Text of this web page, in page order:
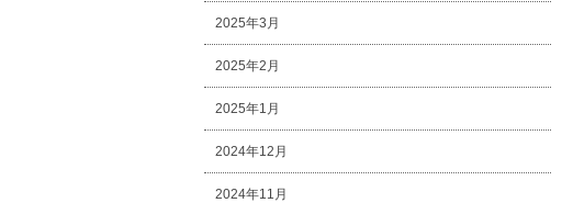
2025年3月
2025年2月
2025年1月
2024年12月
2024年11月